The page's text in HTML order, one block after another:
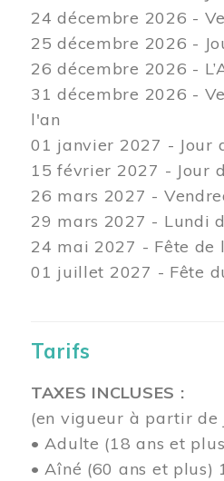
24 décembre 2026 -
25 décembre 2026 -
26 décembre 2026 -
31 décembre 2026 -
l'an
01 janvier 2027 - Jour
15 février 2027 - Jour
26 mars 2027 -
29 mars 2027 - Lundi
24 mai 2027 - Fête de
01 juillet 2027 - Fête
Tarifs
TAXES INCLUSES :
(en vigueur à partir de
• Adulte (18 ans et
• Aîné (60 ans et plus)